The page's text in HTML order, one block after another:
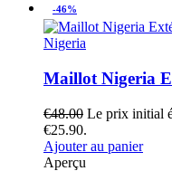
-46%
Nigeria
Maillot Nigeria
€48.00 Le prix initial
€25.90.
Ajouter au panier
Aperçu